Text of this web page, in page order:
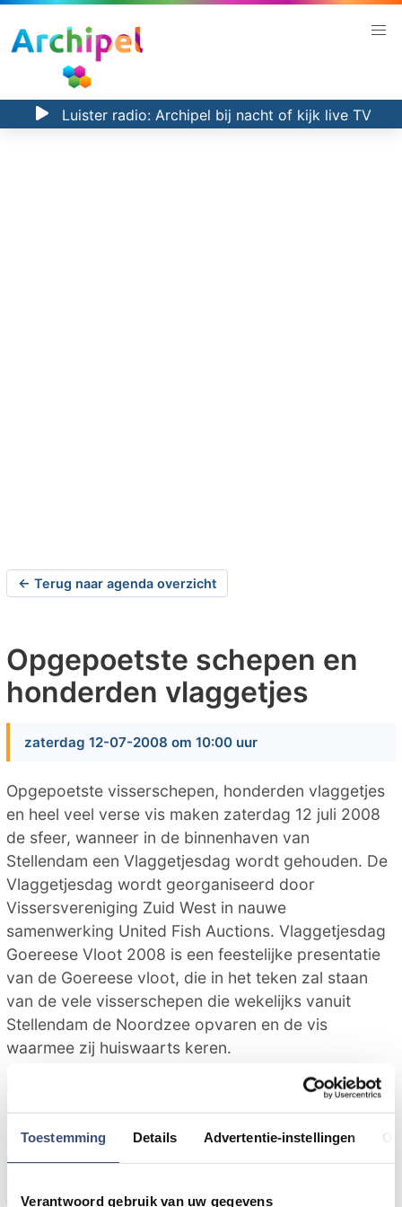
Toestemming Details Advertentie-instellingen
Verantwoord gebruik van uw gegevens
Luister radio: Archipel bij nacht of kijk live TV
← Terug naar agenda overzicht
Opgepoetste schepen en
honderden vlaggetjes
zaterdag 12-07-2008 om 10:00 uur
Opgepoetste visserschepen, honderden vlaggetjes
en heel veel verse vis maken zaterdag 12 juli 2008
de sfeer, wanneer in de binnenhaven van
Stellendam een Vlaggetjesdag wordt gehouden. De
Vlaggetjesdag wordt georganiseerd door
Vissersvereniging Zuid West in nauwe
samenwerking United Fish Auctions. Vlaggetjesdag
Goereese Vloot 2008 is een feestelijke presentatie
van de Goereese vloot, die in het teken zal staan
van de vele visserschepen die wekelijks vanuit
Stellendam de Noordzee opvaren en de vis
waarmee zij huiswaarts keren.
Na de officiële opening start om 10:00 uur de
braderie. U vindt hier kramen met diverse
(visserijgerelateerde) artikelen, een vistafel met vis